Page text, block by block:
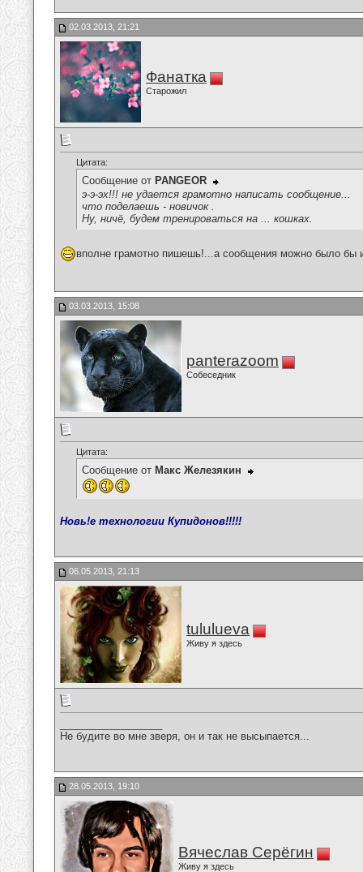
02.03.2013, 21:21
Фанатка
Старожил
Цитата:
Сообщение от PANGEOR
э-э-эх!!! не удается грамотно написать сообщение...
что поделаешь - новичок .
Ну, ничё, будем тренироваться на ... кошках.
вполне грамотно пишешь!...а сообщения можно было бы
03.03.2013, 15:08
panterazoom
Собеседник
Цитата:
Сообщение от Макс Железякин
Новь!е технологии Купидонов!!!!!
06.05.2013, 21:13
tululueva
Живу я здесь
Не будите во мне зверя, он и так не высыпается...
28.05.2013, 19:10
Вячеслав Серёгин
Живу я здесь